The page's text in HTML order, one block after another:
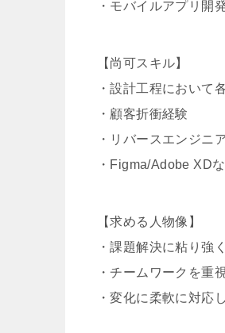
・モバイルアプリ開
【尚可スキル】
・設計工程において
・顧客折衝経験
・リバースエンジニ
・Figma/Adobe XD
【求める人物像】
・課題解決に粘り強
・チームワークを重
・変化に柔軟に対応